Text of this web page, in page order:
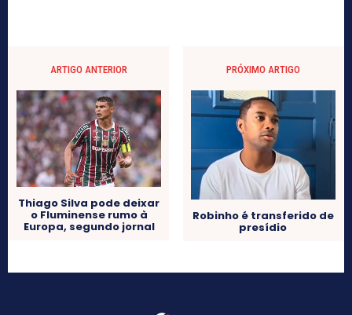
ARTIGO ANTERIOR
Thiago Silva pode deixar
o Fluminense rumo à
Europa, segundo jornal
PRÓXIMO ARTIGO
Robinho é transferido de
presídio